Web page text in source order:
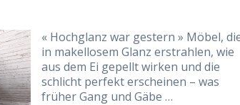
« Hochglanz war gestern » Möbel,
in makellosem Glanz erstrahlen, wie
aus dem Ei gepellt wirken und die
schlicht perfekt erscheinen – was
früher Gang und Gäbe …